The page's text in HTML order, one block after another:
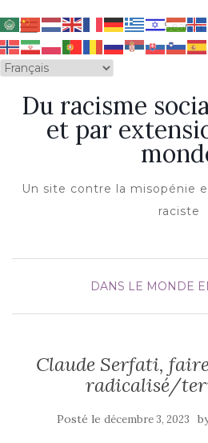
OUVRIR/FERMER LA
Du racisme
et par
Un site contre la misopénie
raciste
DANS LE MONDE
Claude Serfati,
radicalisé/
Posté le décembre 3, 2023